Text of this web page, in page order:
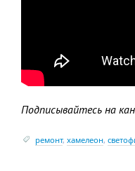
Подписывайтесь на
ремонт, хамелеон,